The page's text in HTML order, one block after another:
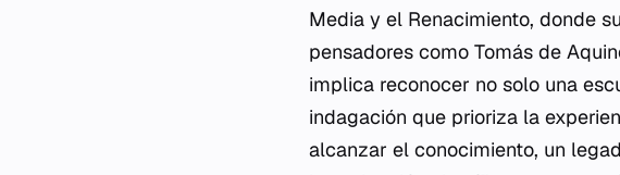
Media y el Renacimiento, donde
pensadores como Tomás de
implica reconocer no solo una
indagación que prioriza la
alcanzar el conocimiento, un